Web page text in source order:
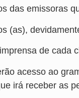
das emissoras
(as),
de cada
acesso ao
irá receber as